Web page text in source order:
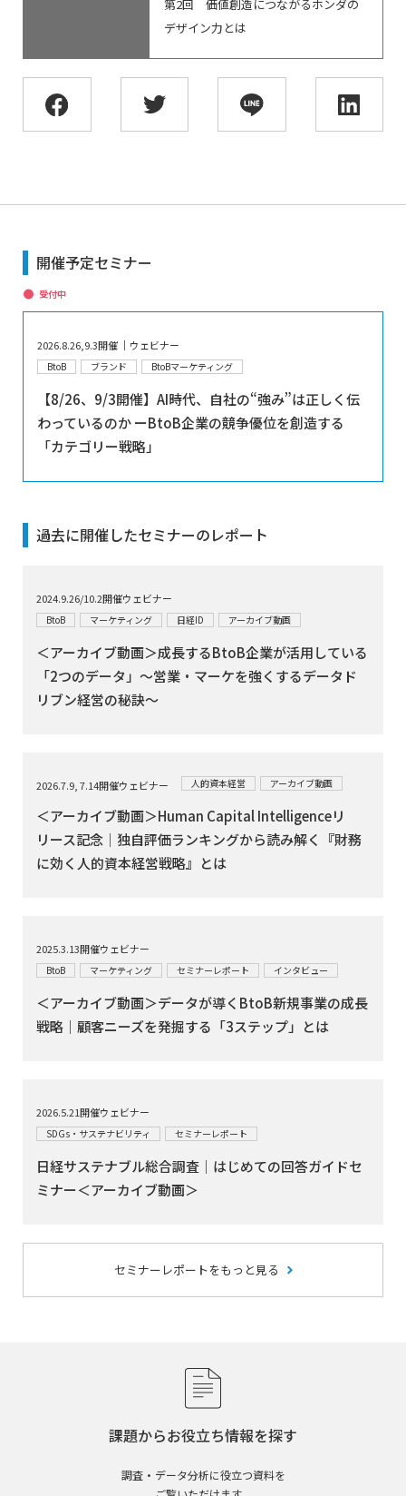
第2回 価値創造につながるホンダの
デザイン力とは
開催予定セミナー
受付中
2026.8.26,9.3開催 │ウェビナー
BtoB ブランド BtoBマーケティング
【8/26、9/3開催】AI時代、自社の“強み”は正しく伝
わっているのか ーBtoB企業の競争優位を創造する
「カテゴリー戦略」
過去に開催したセミナーのレポート
2024.9.26/10.2開催ウェビナー
BtoB マーケティング 日経ID アーカイブ動画
＜アーカイブ動画＞成長するBtoB企業が活用している
「2つのデータ」～営業・マーケを強くするデータド
リブン経営の秘訣～
2026.7.9, 7.14開催ウェビナー 人的資本経営 アーカイブ動画
＜アーカイブ動画＞Human Capital Intelligenceリ
リース記念｜独自評価ランキングから読み解く『財務
に効く人的資本経営戦略』とは
2025.3.13開催ウェビナー
BtoB マーケティング セミナーレポート インタビュー
＜アーカイブ動画＞データが導くBtoB新規事業の成長
戦略｜顧客ニーズを発掘する「3ステップ」とは
2026.5.21開催ウェビナー
SDGs・サステナビリティ セミナーレポート
日経サステナブル総合調査｜はじめての回答ガイドセ
ミナー＜アーカイブ動画＞
セミナーレポートをもっと見る
課題からお役立ち情報を探す
調査・データ分析に役立つ資料を